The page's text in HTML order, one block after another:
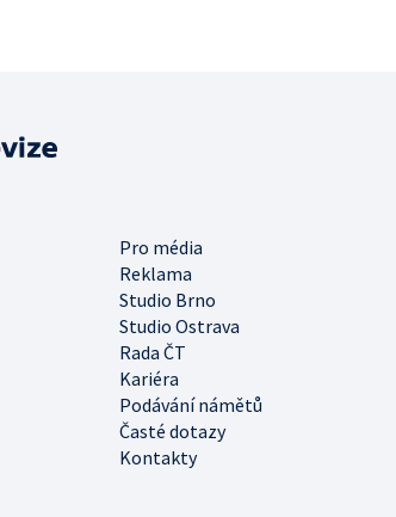
Pro média
Reklama
Studio Brno
Studio Ostrava
Rada ČT
Kariéra
Podávání námětů
Časté dotazy
Kontakty